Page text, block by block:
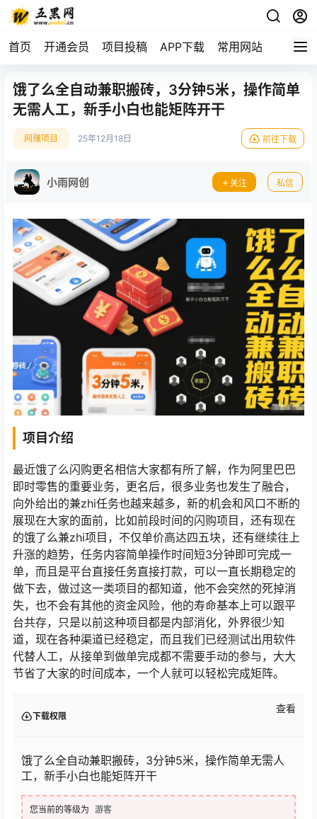
首页 开通会员 项目投稿 APP下载 常用网站
饿了么全自动兼职搬砖，3分钟5米，操作简单
无需人工，新手小白也能矩阵开干
网赚项目 25年12月18日 前往下载
小雨网创 关注 私信
项目介绍
最近饿了么闪购更名相信大家都有所了解，作为阿里巴巴
即时零售的重要业务，更名后，很多业务也发生了融合，
向外给出的兼zhi任务也越来越多，新的机会和风口不断的
展现在大家的面前，比如前段时间的闪购项目，还有现在
的饿了么兼zhi项目，不仅单价高达四五块，还有继续往上
升涨的趋势，任务内容简单操作时间短3分钟即可完成一
单，而且是平台直接任务直接打款，可以一直长期稳定的
做下去，做过这一类项目的都知道，他不会突然的死掉消
失，也不会有其他的资金风险，他的寿命基本上可以跟平
台共存，只是以前这种项目都是内部消化，外界很少知
道，现在各种渠道已经稳定，而且我们已经测试出用软件
代替人工，从接单到做单完成都不需要手动的参与，大大
节省了大家的时间成本，一个人就可以轻松完成矩阵。
下载权限
查看
饿了么全自动兼职搬砖，3分钟5米，操作简单无需人
工，新手小白也能矩阵开干
您当前的等级为 游客